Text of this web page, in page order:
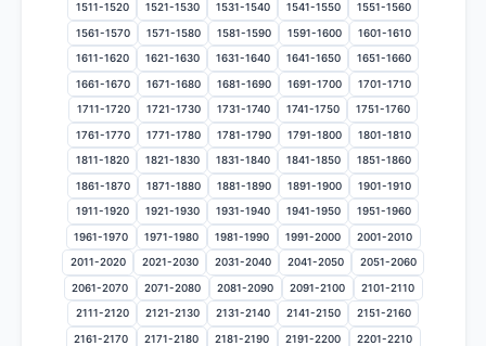
1511-1520 1521-1530 1531-1540 1541-1550 1551-1560
1561-1570 1571-1580 1581-1590 1591-1600 1601-1610
1611-1620 1621-1630 1631-1640 1641-1650 1651-1660
1661-1670 1671-1680 1681-1690 1691-1700 1701-1710
1711-1720 1721-1730 1731-1740 1741-1750 1751-1760
1761-1770 1771-1780 1781-1790 1791-1800 1801-1810
1811-1820 1821-1830 1831-1840 1841-1850 1851-1860
1861-1870 1871-1880 1881-1890 1891-1900 1901-1910
1911-1920 1921-1930 1931-1940 1941-1950 1951-1960
1961-1970 1971-1980 1981-1990 1991-2000 2001-2010
2011-2020 2021-2030 2031-2040 2041-2050 2051-2060
2061-2070 2071-2080 2081-2090 2091-2100 2101-2110
2111-2120 2121-2130 2131-2140 2141-2150 2151-2160
2161-2170 2171-2180 2181-2190 2191-2200 2201-2210